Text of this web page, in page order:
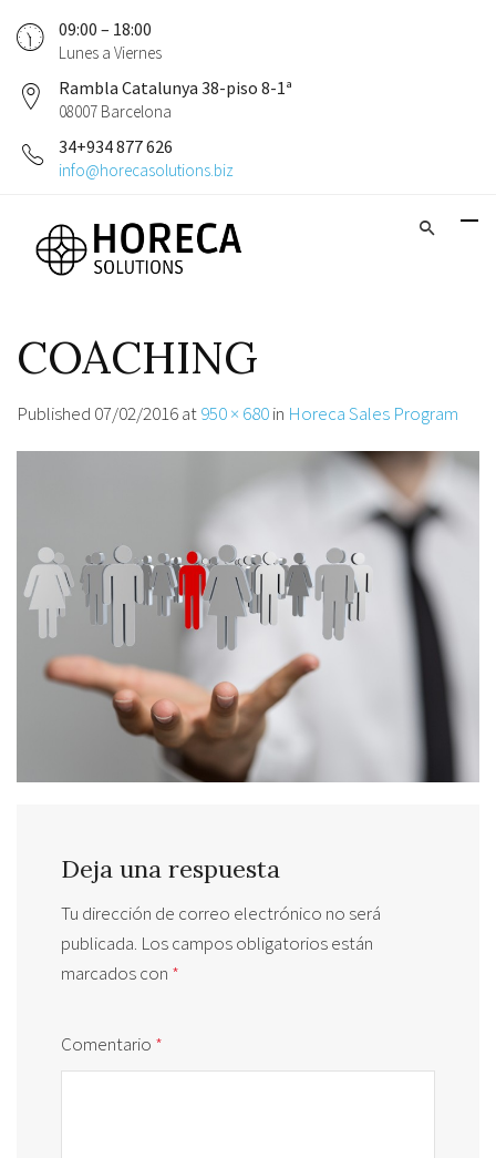
09:00 – 18:00
Lunes a Viernes
Rambla Catalunya 38-piso 8-1ª
08007 Barcelona
34+934 877 626
info@horecasolutions.biz
COACHING
Published 07/02/2016at950 × 680in Horeca Sales Program
Deja una respuesta
Tu dirección de correo electrónico no será
publicada. Los campos obligatorios están
marcados con *
Comentario *